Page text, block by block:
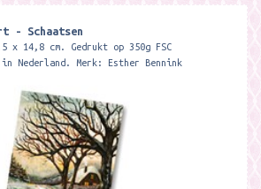
- Schaatsen
x 14,8 cm. Gedrukt op 350g FSC
Nederland. Merk: Esther Bennink